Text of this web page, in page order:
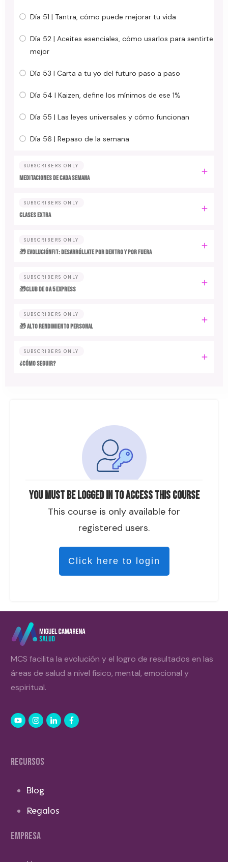
You must be logged in to access this course
This course is only available for
registered users.
Click here to login
Día 51 | Tantra, cómo puede mejorar tu vida
Día 52 | Aceites esenciales, cómo usarlos para sentirte
mejor
Día 53 | Carta a tu yo del futuro paso a paso
Día 54 | Kaizen, define los mínimos de ese 1%
Día 55 | Las leyes universales y cómo funcionan
Día 56 | Repaso de la semana
SUBSCRIBERS ONLY
MEDITACIONES DE CADA SEMANA
SUBSCRIBERS ONLY
CLASES EXTRA
SUBSCRIBERS ONLY
🎁 EvoluciónFit: desarróllate por dentro y por fuera
SUBSCRIBERS ONLY
🎁Club de 0 a 5 EXPRESS
SUBSCRIBERS ONLY
🎁 ALTO RENDIMIENTO PERSONAL
SUBSCRIBERS ONLY
¿CÓMO SEGUIR?
MCS facilita la evolución y el logro de resultados en las
áreas de salud a nivel físico, mental, emocional y
espiritual.
RECURSOS
Blog
Regalos
EMPRESA